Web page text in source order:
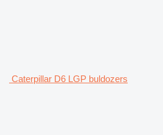
Caterpillar D6 LGP buldozers